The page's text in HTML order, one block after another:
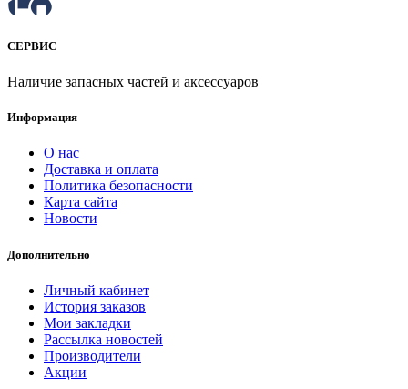
СЕРВИС
Наличие запасных частей и аксессуаров
Информация
О нас
Доставка и оплата
Политика безопасности
Карта сайта
Новости
Дополнительно
Личный кабинет
История заказов
Мои закладки
Рассылка новостей
Производители
Акции